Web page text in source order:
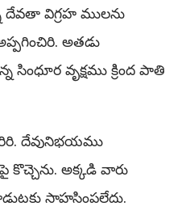
దేవతా విగ్రహ ములను
అతడు
సింధూర వృక్షము క్రింద పాతి
దేవునిభయము
కొచ్చెను. అక్కడి వారు
సాహసింపలేదు.